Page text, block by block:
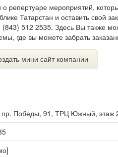
репертуаре мероприятий,
Татарстан и оставить свой
512 2535. Здесь Вы также
где вы можете забрать
мини сайт компании
пр. Победы, 91, ТРЦ Южный, этаж